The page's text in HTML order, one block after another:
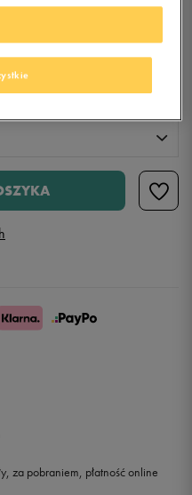
Powiadom o dostępności
za pobraniem, płatność online